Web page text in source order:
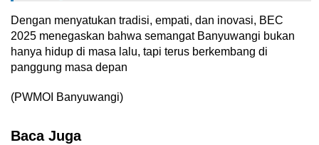
Dengan menyatukan tradisi, empati, dan inovasi, BEC
2025 menegaskan bahwa semangat Banyuwangi bukan
hanya hidup di masa lalu, tapi terus berkembang di
panggung masa depan
(PWMOI Banyuwangi)
Baca Juga